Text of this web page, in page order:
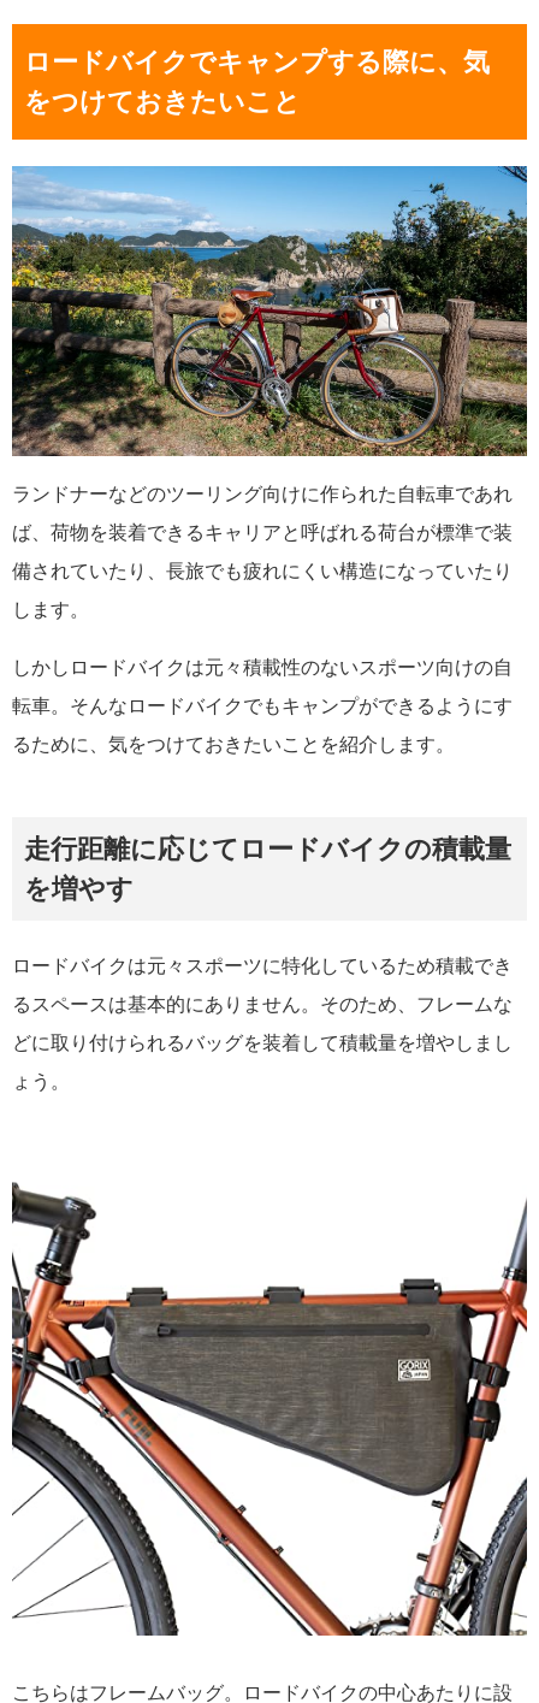
ロードバイクでキャンプする際に、気
をつけておきたいこと
ランドナーなどのツーリング向けに作られた自転車であれ
ば、荷物を装着できるキャリアと呼ばれる荷台が標準で装
備されていたり、長旅でも疲れにくい構造になっていたり
します。
しかしロードバイクは元々積載性のないスポーツ向けの自
転車。そんなロードバイクでもキャンプができるようにす
るために、気をつけておきたいことを紹介します。
走行距離に応じてロードバイクの積載量
を増やす
ロードバイクは元々スポーツに特化しているため積載でき
るスペースは基本的にありません。そのため、フレームな
どに取り付けられるバッグを装着して積載量を増やしまし
ょう。
こちらはフレームバッグ。ロードバイクの中心あたりに設